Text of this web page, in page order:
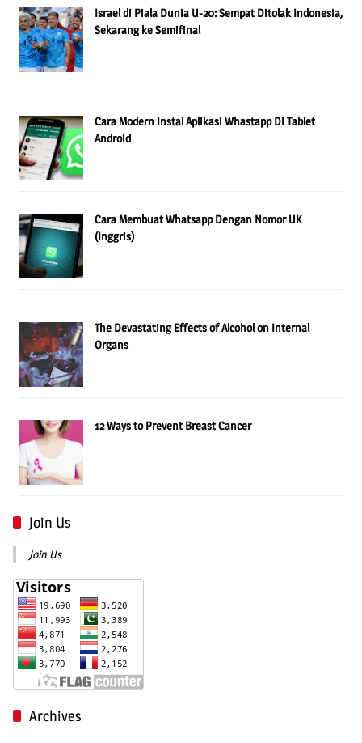
Israel di Piala Dunia U-20: Sempat Ditolak Indonesia,
Sekarang ke Semifinal
Cara Modern Instal Aplikasi Whastapp Di Tablet
Android
Cara Membuat Whatsapp Dengan Nomor UK
(Inggris)
The Devastating Effects of Alcohol on Internal
Organs
12 Ways to Prevent Breast Cancer
Join Us
Join Us
Archives